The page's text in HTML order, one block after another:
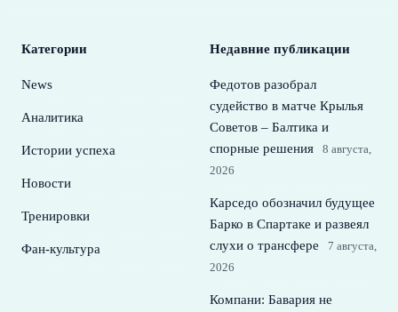
Категории
News
Аналитика
Истории успеха
Новости
Тренировки
Фан-культура
Недавние публикации
Федотов разобрал
судейство в матче Крылья
Советов – Балтика и
спорные решения
8 августа,
2026
Карседо обозначил будущее
Барко в Спартаке и развеял
слухи о трансфере
7 августа,
2026
Компани: Бавария не